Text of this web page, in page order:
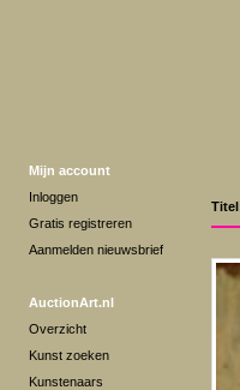
Mijn account
Inloggen
Gratis registreren
Aanmelden nieuwsbrief
AuctionArt.nl
Overzicht
Kunst zoeken
Kunstenaars